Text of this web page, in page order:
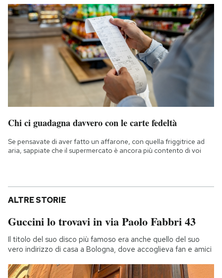
Chi ci guadagna davvero con le carte fedeltà
Se pensavate di aver fatto un affarone, con quella friggitrice ad
aria, sappiate che il supermercato è ancora più contento di voi
ALTRE STORIE
Guccini lo trovavi in via Paolo Fabbri 43
Il titolo del suo disco più famoso era anche quello del suo
vero indirizzo di casa a Bologna, dove accoglieva fan e amici